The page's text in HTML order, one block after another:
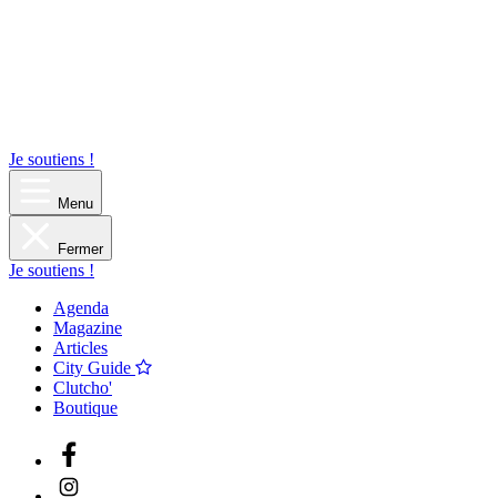
Je soutiens !
Menu
Fermer
Je soutiens !
Agenda
Magazine
Articles
City Guide
Clutcho'
Boutique